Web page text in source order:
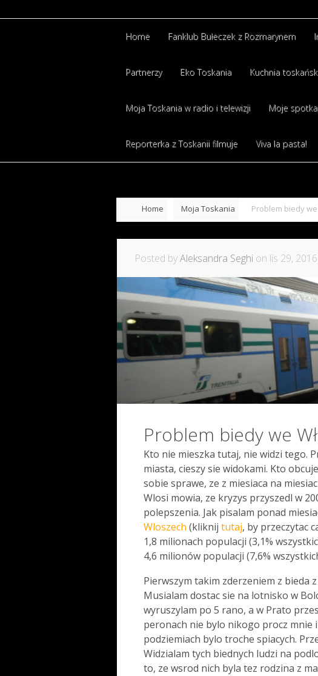
Home Fanklub Bułeczek z Rozmarynem
Partnerzy Eko Toskania Kuchnia
Moja Toskania w radio i telewizji Moje
Reporterka z Toskanii filmuje Viva la pasta!
Home Moja Toskania Problem biedy we
Posted byAleksandra Seghi on lis 29,
Problem biedy we
Kto nie mieszka tutaj, nie widzi tego.
miasta, cieszy sie widokami. Kto
sobie sprawe, ze z miesiaca na
Wlosi mowia, ze kryzys przyszedl w
polepszenia. Jak pisalam ponad
Wloszech (kliknij tutaj, by przeczytac
1,8 milionach populacji (3,1%
4,6 milionów populacji (7,6%
Pierwszym takim zderzeniem z bieda
Musialam dostac sie na lotnisko w
wyruszylam po 5 rano, a w Prato
peronach nie bylo nikogo procz
podziemiach bylo troche spiacych.
Widzialam tych biednych ludzi na
to, ze wsrod nich byla tez rodzina z